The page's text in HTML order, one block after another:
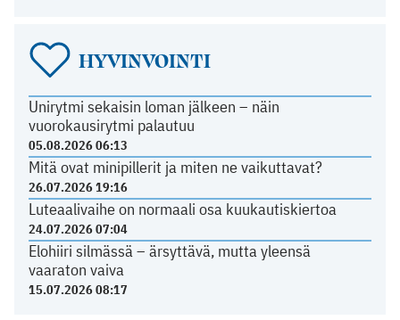
HYVINVOINTI
Unirytmi sekaisin loman jälkeen – näin
vuorokausirytmi palautuu
05.08.2026 06:13
Mitä ovat minipillerit ja miten ne vaikuttavat?
26.07.2026 19:16
Luteaalivaihe on normaali osa kuukautiskiertoa
24.07.2026 07:04
Elohiiri silmässä – ärsyttävä, mutta yleensä
vaaraton vaiva
15.07.2026 08:17